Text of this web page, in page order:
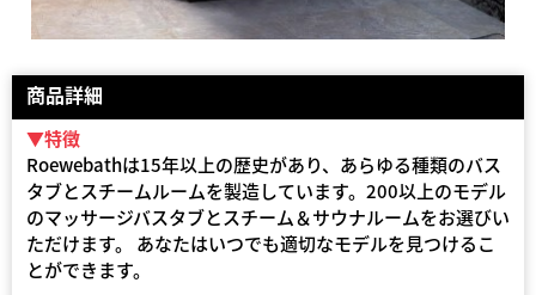
商品詳細
▼特徴
Roewebathは15年以上の歴史があり、あらゆる種類のバス
タブとスチームルームを製造しています。200以上のモデル
のマッサージバスタブとスチーム＆サウナルームをお選びい
ただけます。 あなたはいつでも適切なモデルを見つけるこ
とができます。